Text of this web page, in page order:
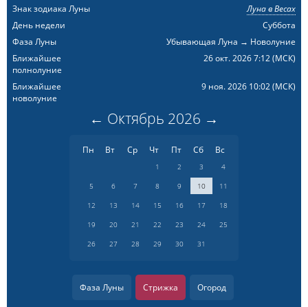
Знак зодиака Луны
Луна в Весах
День недели
Суббота
Фаза Луны
Убывающая Луна → Новолуние
Ближайшее
полнолуние
26 окт. 2026 7:12(МСК)
Ближайшее
новолуние
9 ноя. 2026 10:02(МСК)
← Октябрь 2026 →
Пн Вт Ср Чт Пт Сб Вс
1 2 3
4
5
6 7 8 9 10
11
12
13 14 15 16 17
18
19
20 21 22 23 24
25
26
27 28 29 30 31
Фаза Луны Стрижка Огород